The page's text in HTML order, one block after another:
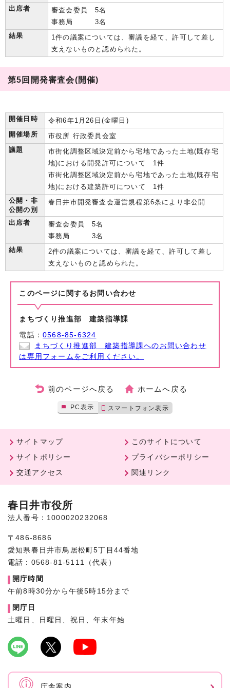
出席者
審査会委員 5名
事務局 3名
結果
1件の議案については、審議を経て、許可して差し
支えないものと認められた。
第5回開発審査会(開催)
開催日時
令和6年1月26日(金曜日)
開催場所
市役所 行政委員会室
議題
市街化調整区域決定前から宅地であった土地(既存宅
地)における開発許可について 1件
市街化調整区域決定前から宅地であった土地(既存宅
地)における建築許可について 1件
公開・非
公開の別
春日井市開発審査会運営規程第6条により非公開
出席者
審査会委員 5名
事務局 3名
結果
2件の議案については、審議を経て、許可して差し
支えないものと認められた。
このページに関する お問い合わせ
まちづくり推進部 建築指導課
電話：0568-85-6324
まちづくり推進部 建築指導課へのお問い合わせ
は専用フォームをご利用ください。
前のページへ戻る ホームへ戻る
PC表示 スマートフォン表示
サイトマップ
このサイトについて
サイトポリシー
プライバシーポリシー
交通アクセス
関連リンク
春日井市役所
法人番号：1000020232068
〒486-8686
愛知県春日井市鳥居松町5丁目44番地
電話：0568-81-5111（代表）
開庁時間
午前8時30分から午後5時15分まで
閉庁日
土曜日、日曜日、祝日、年末年始